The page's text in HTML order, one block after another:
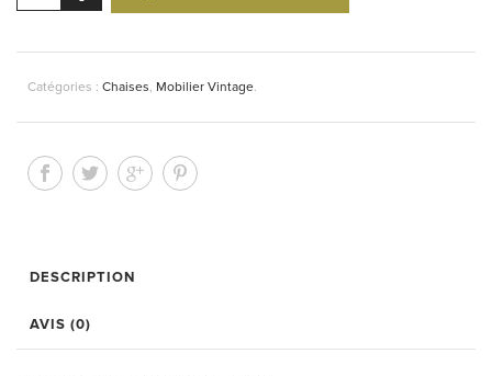
Conférence
édition
Catégories : Chaises, Mobilier Vintage.
DESCRIPTION
AVIS (0)